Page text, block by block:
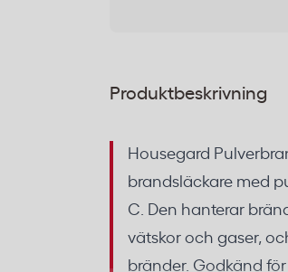
Produktbeskrivning
Housegard
brandsläckare med
C. Den hanterar
vätskor och gaser,
bränder. Godkänd